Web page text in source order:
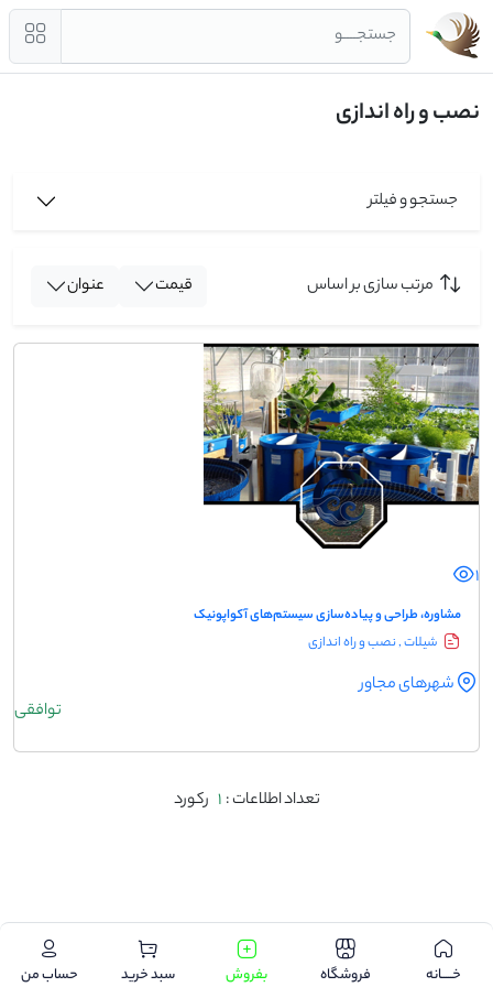
جستجــــو
نصب و راه اندازی
جستجو و فیلتر
مرتب سازی بر اساس قیمت عنوان
1
مشاوره، طراحی و پیاده‌سازی سیستم‌های آکواپونیک
شیلات , نصب و راه اندازی
شهرهای مجاور
توافقی
تعداد اطلاعات : 1 رکورد
خـــــانه فروشگاه بفروش سبد خرید حساب من